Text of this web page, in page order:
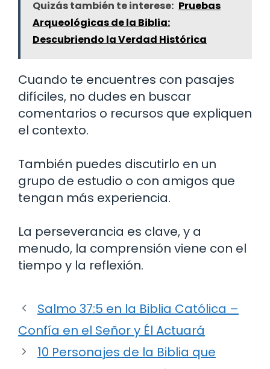
Quizás también te interese: Pruebas
Arqueológicas de la Biblia:
Descubriendo la Verdad Histórica
Cuando te encuentres con pasajes
difíciles, no dudes en buscar
comentarios o recursos que expliquen
el contexto.
También puedes discutirlo en un
grupo de estudio o con amigos que
tengan más experiencia.
La perseverancia es clave, y a
menudo, la comprensión viene con el
tiempo y la reflexión.
Salmo 37:5 en la Biblia Católica –
Confía en el Señor y Él Actuará
10 Personajes de la Biblia que